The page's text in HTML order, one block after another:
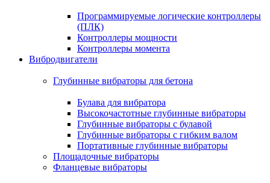
Программируемые логические контроллеры
(ПЛК)
Контроллеры мощности
Контроллеры момента
Вибродвигатели
Глубинные вибраторы для бетона
Булава для вибратора
Высокочастотные глубинные вибраторы
Глубинные вибраторы с булавой
Глубинные вибраторы с гибким валом
Портативные глубинные вибраторы
Площадочные вибраторы
Фланцевые вибраторы